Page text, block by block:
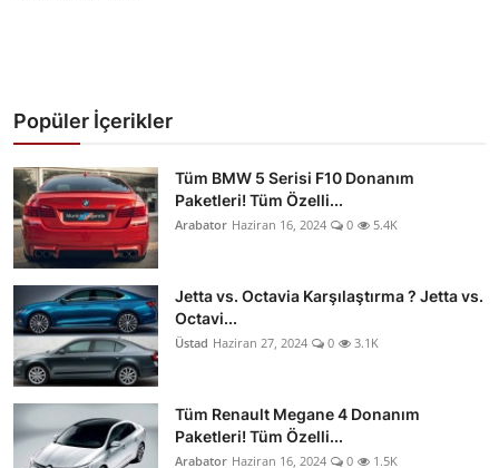
Popüler İçerikler
Tüm BMW 5 Serisi F10 Donanım
Paketleri! Tüm Özelli...
Arabator Haziran 16, 2024 0 5.4K
Jetta vs. Octavia Karşılaştırma ? Jetta vs.
Octavi...
Üstad Haziran 27, 2024 0 3.1K
Tüm Renault Megane 4 Donanım
Paketleri! Tüm Özelli...
Arabator Haziran 16, 2024 0 1.5K